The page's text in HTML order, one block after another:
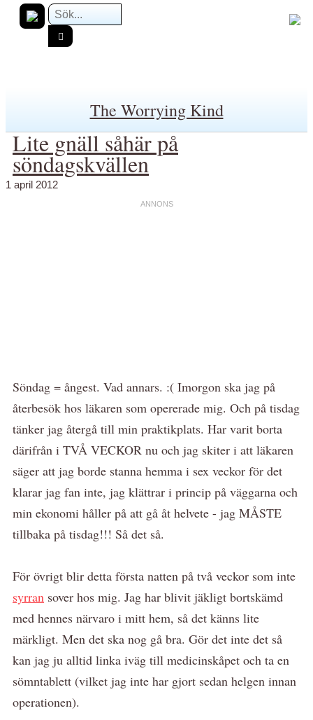
The Worrying Kind
Lite gnäll såhär på
söndagskvällen
1 april 2012
Söndag = ångest. Vad annars. :( Imorgon ska jag på
återbesök hos läkaren som opererade mig. Och på tisdag
tänker jag återgå till min praktikplats. Har varit borta
därifrån i TVÅ VECKOR nu och jag skiter i att läkaren
säger att jag borde stanna hemma i sex veckor för det
klarar jag fan inte, jag klättrar i princip på väggarna och
min ekonomi håller på att gå åt helvete - jag MÅSTE
tillbaka på tisdag!!! Så det så.
För övrigt blir detta första natten på två veckor som inte
syrran sover hos mig. Jag har blivit jäkligt bortskämd
med hennes närvaro i mitt hem, så det känns lite
märkligt. Men det ska nog gå bra. Gör det inte det så
kan jag ju alltid linka iväg till medicinskåpet och ta en
sömntablett (vilket jag inte har gjort sedan helgen innan
operationen).